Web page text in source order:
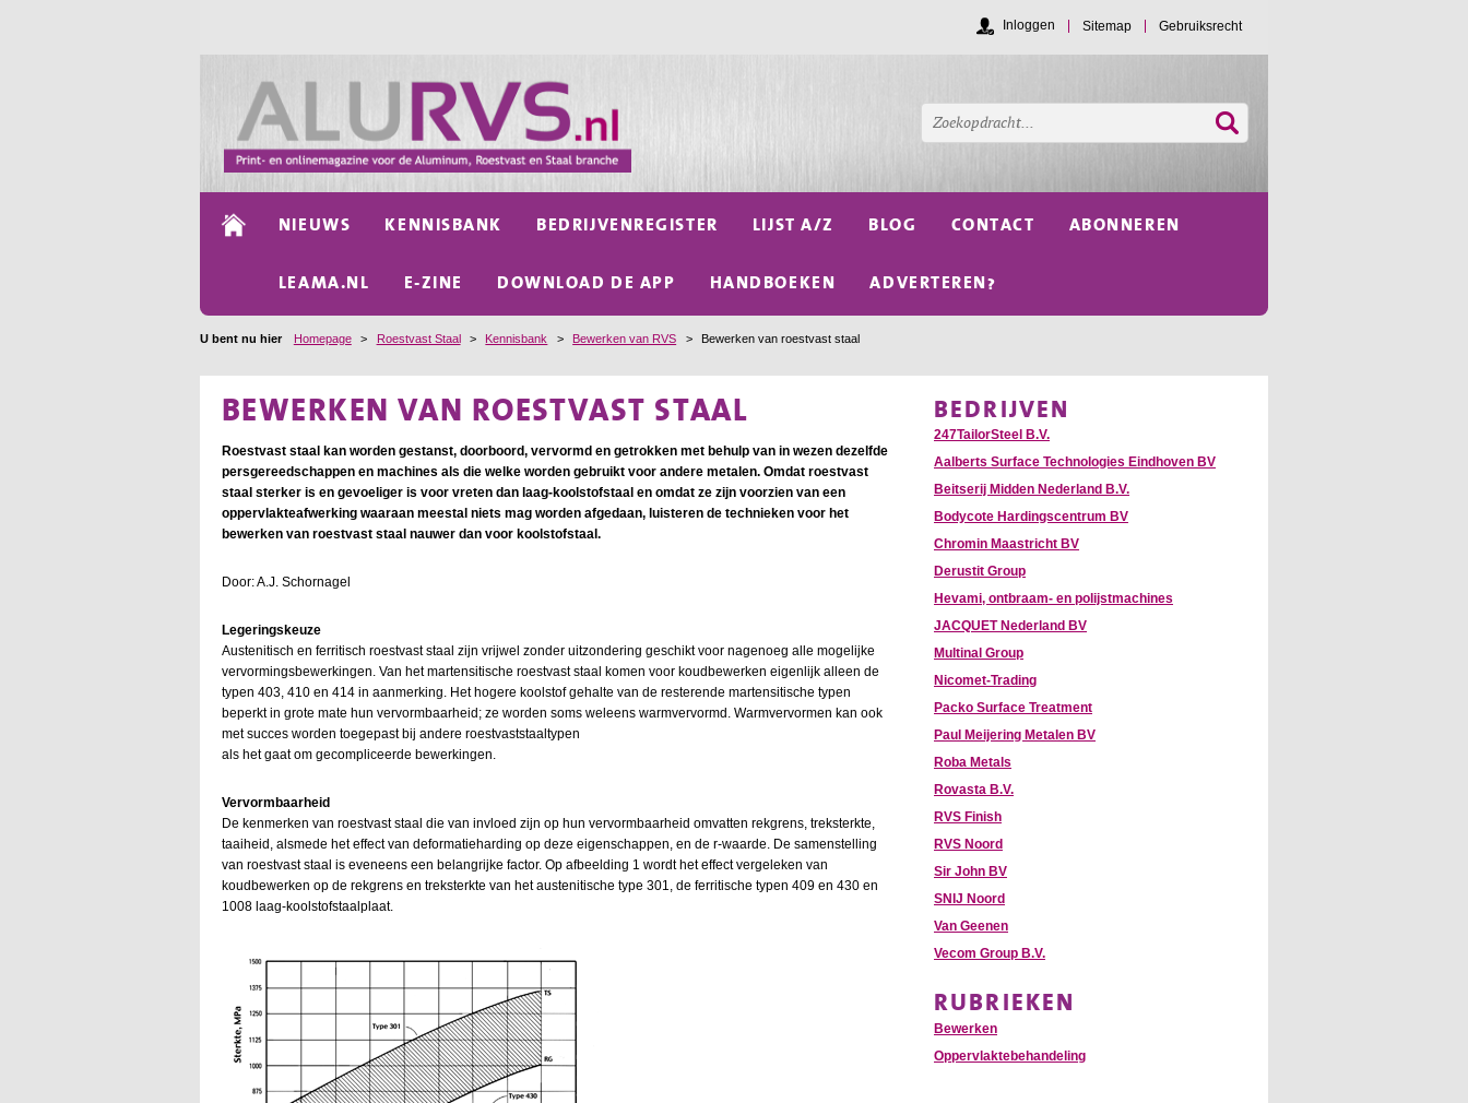
Sitemap Gebruiksrecht
Inloggen
NIEUWS KENNISBANK BEDRIJVENREGISTER LIJST A/Z BLOG CONTACT ABONNEREN
LEAMA.NL E-ZINE DOWNLOAD DE APP HANDBOEKEN ADVERTEREN?
U bent nu hier Homepage > Roestvast Staal > Kennisbank > Bewerken van RVS > Bewerken van roestvast staal
BEWERKEN VAN ROESTVAST STAAL
Roestvast staal kan worden gestanst, doorboord, vervormd en getrokken met behulp van in wezen dezelfde
persgereedschappen en machines als die welke worden gebruikt voor andere metalen. Omdat roestvast
staal sterker is en gevoeliger is voor vreten dan laag-koolstofstaal en omdat ze zijn voorzien van een
oppervlakteafwerking waaraan meestal niets mag worden afgedaan, luisteren de technieken voor het
bewerken van roestvast staal nauwer dan voor koolstofstaal.
Door: A.J. Schornagel
Legeringskeuze
Austenitisch en ferritisch roestvast staal zijn vrijwel zonder uitzondering geschikt voor nagenoeg alle mogelijke
vervormingsbewerkingen. Van het martensitische roestvast staal komen voor koudbewerken eigenlijk alleen de
typen 403, 410 en 414 in aanmerking. Het hogere koolstof gehalte van de resterende martensitische typen
beperkt in grote mate hun vervormbaarheid; ze worden soms weleens warmvervormd. Warmvervormen kan ook
met succes worden toegepast bij andere roestvaststaaltypen
als het gaat om gecompliceerde bewerkingen.
Vervormbaarheid
De kenmerken van roestvast staal die van invloed zijn op hun vervormbaarheid omvatten rekgrens, treksterkte,
taaiheid, alsmede het effect van deformatieharding op deze eigenschappen, en de r-waarde. De samenstelling
van roestvast staal is eveneens een belangrijke factor. Op afbeelding 1 wordt het effect vergeleken van
koudbewerken op de rekgrens en treksterkte van het austenitische type 301, de ferritische typen 409 en 430 en
1008 laag-koolstofstaalplaat.
BEDRIJVEN
247TailorSteel B.V.
Aalberts Surface Technologies Eindhoven BV
Beitserij Midden Nederland B.V.
Bodycote Hardingscentrum BV
Chromin Maastricht BV
Derustit Group
Hevami, ontbraam- en polijstmachines
JACQUET Nederland BV
Multinal Group
Nicomet-Trading
Packo Surface Treatment
Paul Meijering Metalen BV
Roba Metals
Rovasta B.V.
RVS Finish
RVS Noord
Sir John BV
SNIJ Noord
Van Geenen
Vecom Group B.V.
RUBRIEKEN
Bewerken
Oppervlaktebehandeling